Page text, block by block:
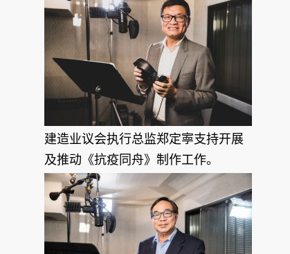
建造业议会执行总监郑定寕支持开展
及推动《抗疫同舟》制作工作。